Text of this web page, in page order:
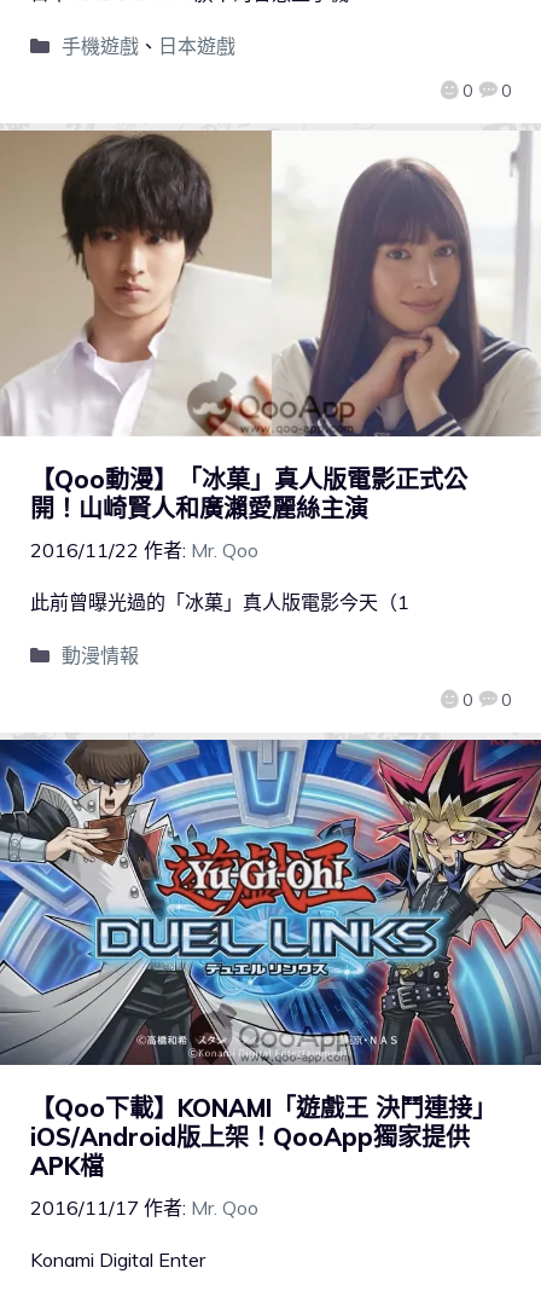
0 0
手機遊戲、 日本遊戲
【Qoo動漫】「冰菓」真人版電影正式公
開！山崎賢人和廣瀨愛麗絲主演
2016/11/22 作者: Mr. Qoo
0 0
此前曾曝光過的「冰菓」真人版電影今天（1
動漫情報
【Qoo下載】KONAMI「遊戲王 決鬥連接」
iOS/Android版上架！QooApp獨家提供
APK檔
2016/11/17 作者: Mr. Qoo
Konami Digital Enter